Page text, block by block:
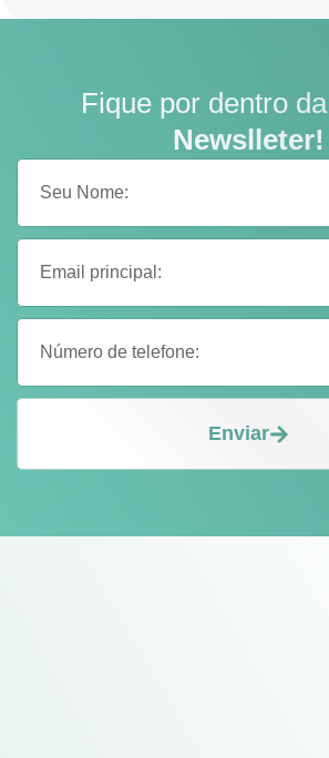
Fique por dentro da
Newslleter!
Enviar